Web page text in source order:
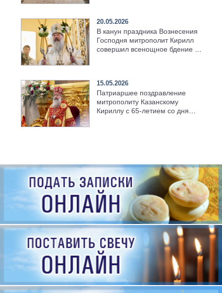
20.05.2026
В канун праздника Вознесения
Господня митрополит Кирилл
совершил всенощное бдение в
15.05.2026
Патриаршее поздравление
митрополиту Казанскому
Кириллу с 65-летием со дня